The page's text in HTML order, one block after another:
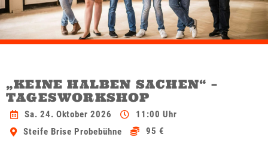
„KEINE HALBEN SACHEN“ –
TAGESWORKSHOP
Sa. 24. Oktober 2026
11:00 Uhr
Steife Brise Probebühne
95 €